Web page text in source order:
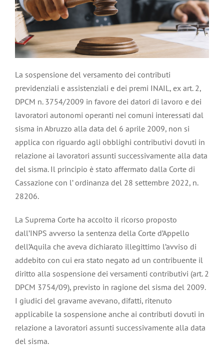
La sospensione del versamento dei contributi
previdenziali e assistenziali e dei premi INAIL, ex art. 2,
DPCM n. 3754/2009 in favore dei datori di lavoro e dei
lavoratori autonomi operanti nei comuni interessati dal
sisma in Abruzzo alla data del 6 aprile 2009, non si
applica con riguardo agli obblighi contributivi dovuti in
relazione ai lavoratori assunti successivamente alla data
del sisma. Il principio è stato affermato dalla Corte di
Cassazione con l’ ordinanza del 28 settembre 2022, n.
28206.
La Suprema Corte ha accolto il ricorso proposto
dall’INPS avverso la sentenza della Corte d’Appello
dell’Aquila che aveva dichiarato illegittimo l’avviso di
addebito con cui era stato negato ad un contribuente il
diritto alla sospensione dei versamenti contributivi (art. 2
DPCM 3754/09), previsto in ragione del sisma del 2009.
I giudici del gravame avevano, difatti, ritenuto
applicabile la sospensione anche ai contributi dovuti in
relazione a lavoratori assunti successivamente alla data
del sisma.